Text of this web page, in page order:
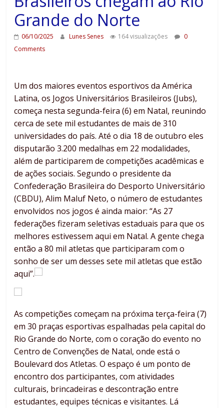
Grande do Norte
06/10/2025 Lunes Senes 164 visualizações
0
Comments
Um dos maiores eventos esportivos da América
Latina, os Jogos Universitários Brasileiros (Jubs),
começa nesta segunda-feira (6) em Natal, reunindo
cerca de sete mil estudantes de mais de 310
universidades do país. Até o dia 18 de outubro eles
disputarão 3.200 medalhas em 22 modalidades,
além de participarem de competições acadêmicas e
de ações sociais. Segundo o presidente da
Confederação Brasileira do Desporto Universitário
(CBDU), Alim Maluf Neto, o número de estudantes
envolvidos nos jogos é ainda maior: “As 27
federações fizeram seletivas estaduais para que os
melhores estivessem aqui em Natal. A gente chega
então a 80 mil atletas que participaram com o
sonho de ser um desses sete mil atletas que estão
aqui”.
As competições começam na próxima terça-feira (7)
em 30 praças esportivas espalhadas pela capital do
Rio Grande do Norte, com o coração do evento no
Centro de Convenções de Natal, onde está o
Boulevard dos Atletas. O espaço é um ponto de
encontro dos participantes, com atividades
culturais, brincadeiras e descontração entre
estudantes, equipes técnicas e visitantes. Lá